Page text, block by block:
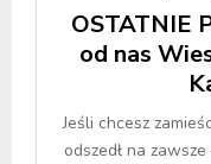
OSTATNIE
od nas
Jeśli chcesz
odszedł na